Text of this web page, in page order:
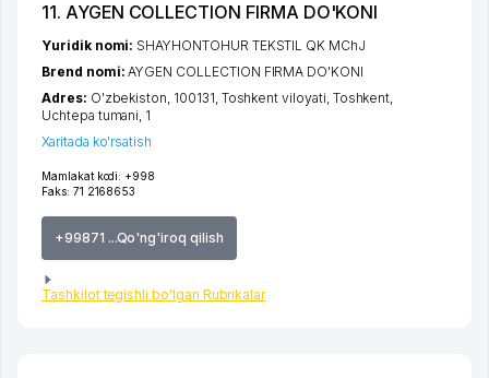
11. AYGEN COLLECTION FIRMA DO'KONI
Mamlakat kodi: +998
Faks: 71 2168653
+99871 ...Qo'ng'iroq qilish
Tashkilot tegishli bo'lgan Rubrikalar
Yuridik nomi: SHAYHONTOHUR TEKSTIL QK MChJ
Brend nomi:AYGEN COLLECTION FIRMA DO'KONI
Adres: O'zbekiston, 100131, Toshkent viloyati, Toshkent,
Uchtepa tumani, 1
Xaritada ko'rsatish